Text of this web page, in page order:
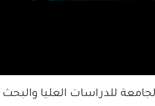
للدراسات العليا والبحث